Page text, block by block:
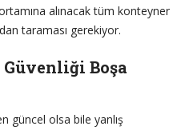
alınacak tüm konteyner
taraması gerekiyor.
Güvenliği Boşa
güncel olsa bile yanlış